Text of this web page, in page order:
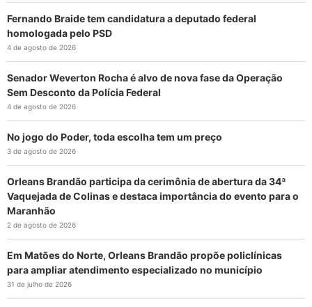
Fernando Braide tem candidatura a deputado federal
homologada pelo PSD
4 de agosto de 2026
Senador Weverton Rocha é alvo de nova fase da Operação
Sem Desconto da Polícia Federal
4 de agosto de 2026
No jogo do Poder, toda escolha tem um preço
3 de agosto de 2026
Orleans Brandão participa da cerimônia de abertura da 34ª
Vaquejada de Colinas e destaca importância do evento para o
Maranhão
2 de agosto de 2026
Em Matões do Norte, Orleans Brandão propõe policlínicas
para ampliar atendimento especializado no município
31 de julho de 2026